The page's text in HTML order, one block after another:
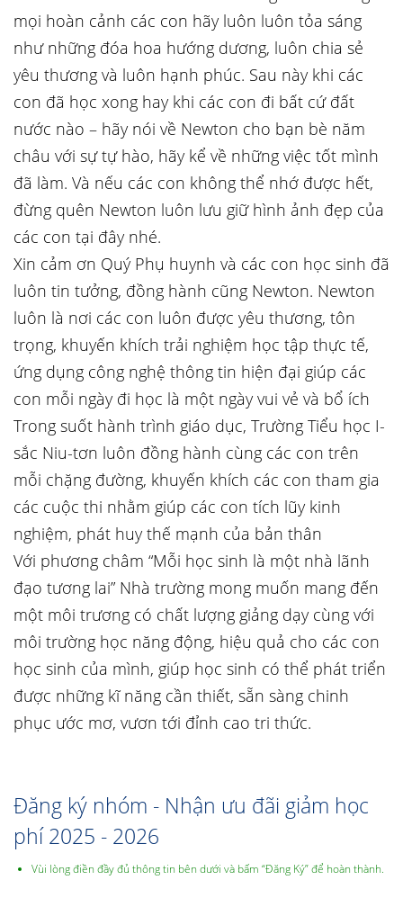
mọi hoàn cảnh các con hãy luôn luôn tỏa sáng
như những đóa hoa hướng dương, luôn chia sẻ
yêu thương và luôn hạnh phúc. Sau này khi các
con đã học xong hay khi các con đi bất cứ đất
nước nào – hãy nói về Newton cho bạn bè năm
châu với sự tự hào, hãy kể về những việc tốt mình
đã làm. Và nếu các con không thể nhớ được hết,
đừng quên Newton luôn lưu giữ hình ảnh đẹp của
các con tại đây nhé.
Xin cảm ơn Quý Phụ huynh và các con học sinh đã
luôn tin tưởng, đồng hành cũng Newton. Newton
luôn là nơi các con luôn được yêu thương, tôn
trọng, khuyến khích trải nghiệm học tập thực tế,
ứng dụng công nghệ thông tin hiện đại giúp các
con mỗi ngày đi học là một ngày vui vẻ và bổ ích
Trong suốt hành trình giáo dục, Trường Tiểu học I-
sắc Niu-tơn luôn đồng hành cùng các con trên
mỗi chặng đường, khuyến khích các con tham gia
các cuộc thi nhằm giúp các con tích lũy kinh
nghiệm, phát huy thế mạnh của bản thân
Với phương châm “Mỗi học sinh là một nhà lãnh
đạo tương lai” Nhà trường mong muốn mang đến
một môi trương có chất lượng giảng dạy cùng với
môi trường học năng động, hiệu quả cho các con
học sinh của mình, giúp học sinh có thể phát triển
được những kĩ năng cần thiết, sẵn sàng chinh
phục ước mơ, vươn tới đỉnh cao tri thức.
Đăng ký nhóm - Nhận ưu đãi giảm học
phí 2025 - 2026
Vùi lòng điền đầy đủ thông tin bên dưới và bấm “Đăng Ký” để hoàn thành.